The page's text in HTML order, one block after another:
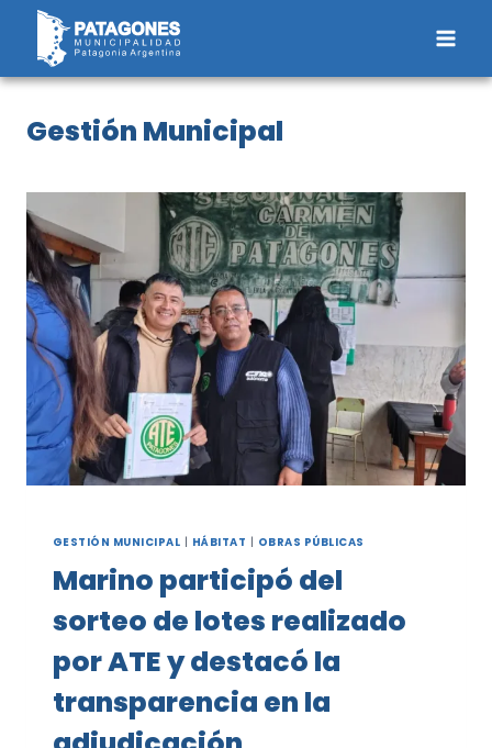
Saltar
contenido
Gestión Municipal
GESTIÓN MUNICIPAL | HÁBITAT | OBRAS PÚBLICAS
Marino participó del
sorteo de lotes realizado
por ATE y destacó la
transparencia en la